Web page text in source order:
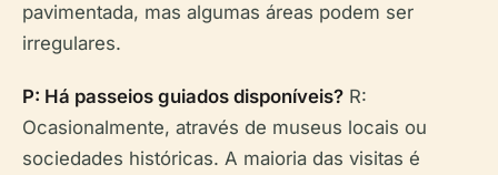
pavimentada, mas algumas áreas podem ser
irregulares.
P: Há passeios guiados disponíveis? R:
Ocasionalmente, através de museus locais ou
sociedades históricas. A maioria das visitas é